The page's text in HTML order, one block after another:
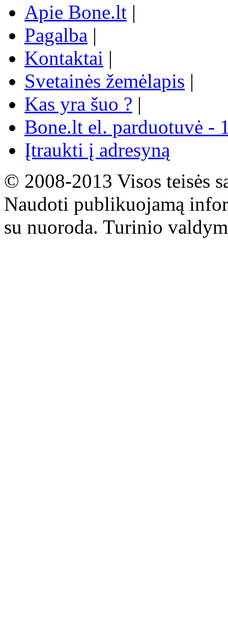
Apie Bone.lt |
Pagalba |
Kontaktai |
Svetainės žemėlapis |
Kas yra šuo ? |
Bone.lt el. parduotuvė -
Įtraukti į adresyną
© 2008-2013 Visos teisės
Naudoti publikuojamą
su nuoroda. Turinio